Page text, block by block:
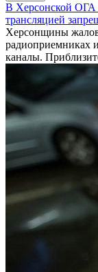
В Херсонской ОГА
трансляцией
Херсонщины
радиоприемниках
каналы.